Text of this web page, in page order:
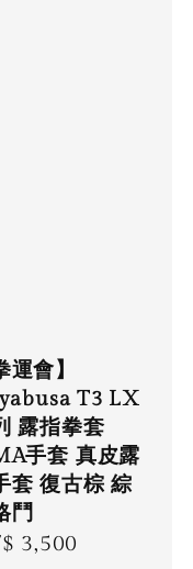
運會】
T3 LX
露指拳套
手套 真皮露
套 復古棕 綜
鬥
3,500